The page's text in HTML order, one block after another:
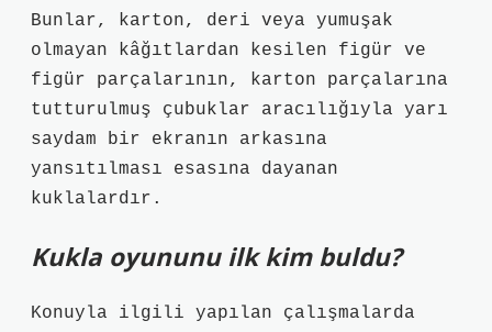
Bunlar, karton, deri veya yumuşak
olmayan kâğıtlardan kesilen figür ve
figür parçalarının, karton parçalarına
tutturulmuş çubuklar aracılığıyla yarı
saydam bir ekranın arkasına
yansıtılması esasına dayanan
kuklalardır.
Kukla oyununu ilk kim buldu?
Konuyla ilgili yapılan çalışmalarda